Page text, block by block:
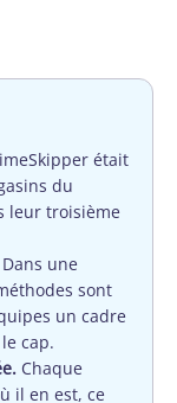
était
du
leur troisième
Dans une
sont
un cadre
cap.
Chaque
il en est, ce